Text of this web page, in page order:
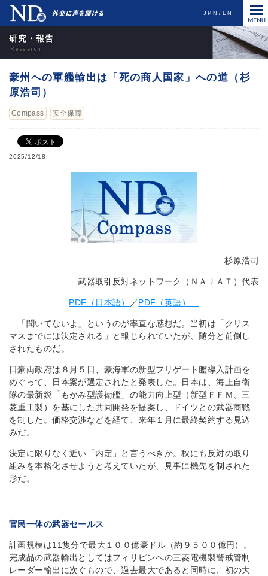
JPN EN
研究・報告
豪州への軍艦輸出は「死の商人国家」への道（杉
原浩司）
Compass 安全保障
2025/12/18
杉原浩司
武器取引反対ネットワーク（ＮＡＪＡＴ）代表
PDF（日本語） ／PDF（英語）
「聞いてないよ」というのが率直な感想だ。当初は「クリス
マスまでには決定される」と報じられていたが、随分と前倒し
されたものだ。
日豪両政府は８月５日、豪海軍の新型フリゲート艦導入計画を
めぐって、日本案が選定されたと発表した。日本は、海上自衛
隊の最新鋭「もがみ型護衛艦」の能力向上型（新型ＦＦＭ、三
菱重工製）を基にした共同開発を提案し、ドイツとの武器商戦
を制した。価格交渉などを経て、来年１月に最終契約する見込
みだ。
決定に限りなく近い「内定」と言うべきか。秋にも反対の取り
組みを本格化させようと考えていたが、見事に機先を制された
形だ。
官民一体の武器セールス
計画規模は11隻分で最大１００億豪ドル（約９５００億円）。
完成品の武器輸出としてはフィリピンへの三菱電機製警戒管制
レーダー輸出に次ぐもので、過去最大であると同時に、初の大